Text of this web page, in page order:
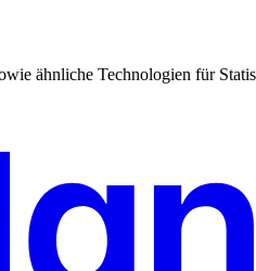
ähnliche Technologien für